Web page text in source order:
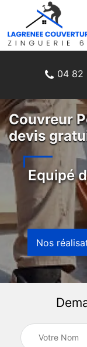
04 82
Couvreur
devis
Equipé
Nos